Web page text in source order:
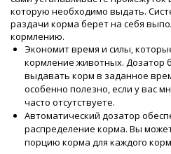
которую необходимо выдать.
раздачи корма берет на себя
кормлению.
Экономит время и силы,
кормление животных. Дозатор
выдавать корм в заданное
особенно полезно, если у вас
часто отсутствуете.
Автоматический дозатор
распределение корма. Вы
порцию корма для каждого